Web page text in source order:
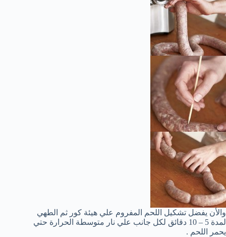
والأن يفضل تشكيل اللحم المفروم علي هيئة كور ثم الطهي
لمدة 5 – 10 دقائق لكل جانب علي نار متوسطة الحرارة حتي
يحمر اللحم .